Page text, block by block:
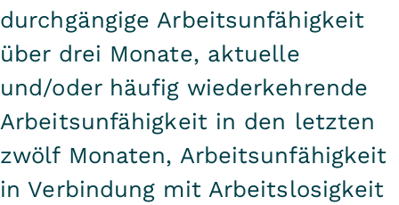
durchgängige Arbeitsunfähigkeit
über drei Monate, aktuelle
und/oder häufig wiederkehrende
Arbeitsunfähigkeit in den letzten
zwölf Monaten, Arbeitsunfähigkeit
in Verbindung mit Arbeitslosigkeit